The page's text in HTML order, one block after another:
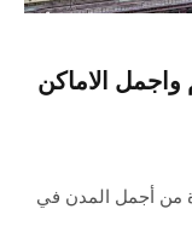
الاماكن
من أجمل المدن في